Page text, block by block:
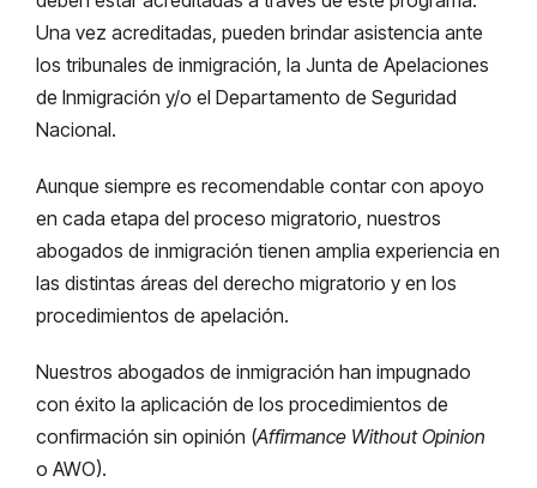
Una vez acreditadas, pueden brindar asistencia ante
los tribunales de inmigración, la Junta de Apelaciones
de Inmigración y/o el Departamento de Seguridad
Nacional.
Aunque siempre es recomendable contar con apoyo
en cada etapa del proceso migratorio, nuestros
abogados de inmigración tienen amplia experiencia en
las distintas áreas del derecho migratorio y en los
procedimientos de apelación.
Nuestros abogados de inmigración han impugnado
con éxito la aplicación de los procedimientos de
confirmación sin opinión (Affirmance Without Opinion
o AWO).